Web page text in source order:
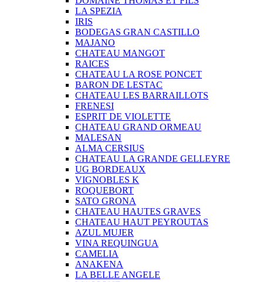
LA SPEZIA
IRIS
BODEGAS GRAN CASTILLO
MAJANO
CHATEAU MANGOT
RAICES
CHATEAU LA ROSE PONCET
BARON DE LESTAC
CHATEAU LES BARRAILLOTS
FRENESI
ESPRIT DE VIOLETTE
CHATEAU GRAND ORMEAU
MALESAN
ALMA CERSIUS
CHATEAU LA GRANDE GELLEYRE
UG BORDEAUX
VIGNOBLES K
ROQUEBORT
SATO GRONA
CHATEAU HAUTES GRAVES
CHATEAU HAUT PEYROUTAS
AZUL MUJER
VINA REQUINGUA
CAMELIA
ANAKENA
LA BELLE ANGELE